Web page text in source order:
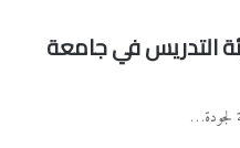
التدريس في جامعة
لجودة…